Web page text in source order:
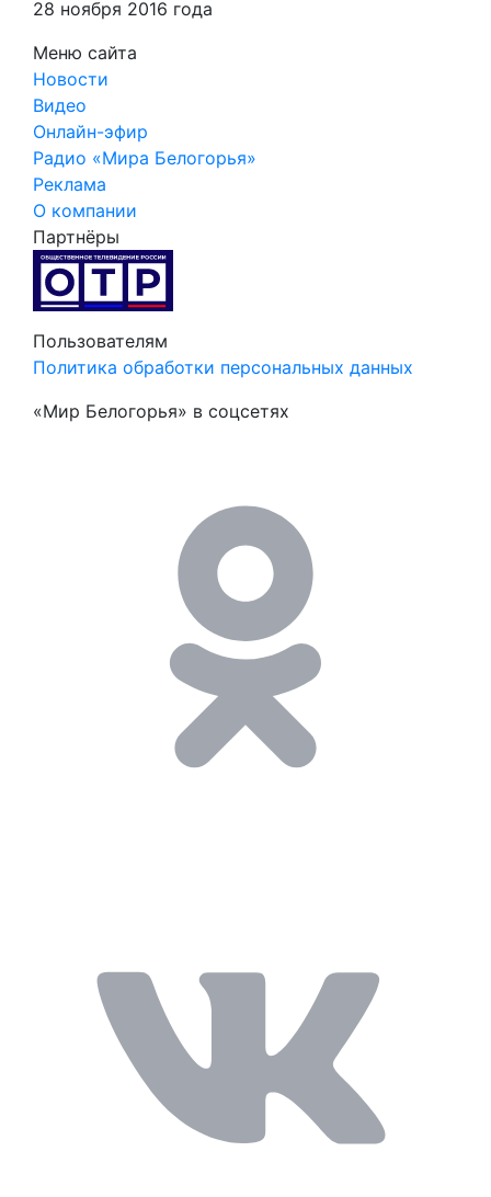
28 ноября 2016 года
Меню сайта
Новости
Видео
Онлайн-эфир
Радио «Мира Белогорья»
Реклама
О компании
Партнёры
Пользователям
Политика обработки персональных данных
«Мир Белогорья» в соцсетях